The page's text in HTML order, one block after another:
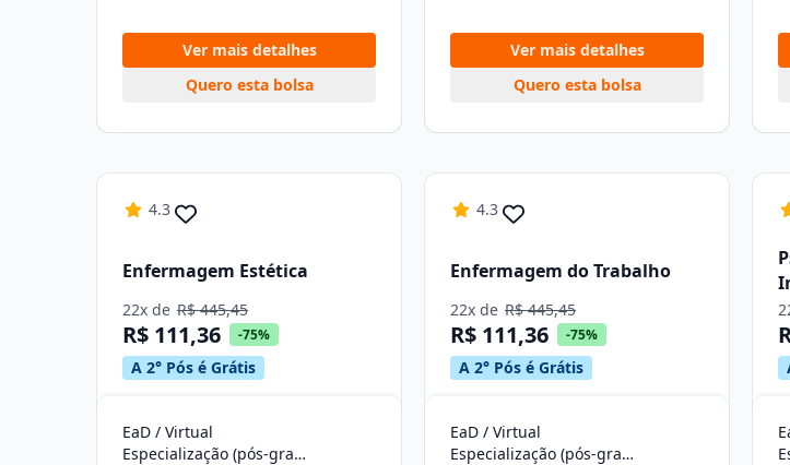
Ver mais detalhes
Quero esta bolsa
Ver mais detalhes
Quero esta bolsa
4.3
Enfermagem Estética
22x de R$ 445,45
R$ 111,36 -75%
A 2° Pós é Grátis
EaD / Virtual
Especialização (pós-graduação)
4.3
Enfermagem do Trabalho
22x de R$ 445,45
R$ 111,36 -75%
A 2° Pós é Grátis
EaD / Virtual
Especialização (pós-graduação)